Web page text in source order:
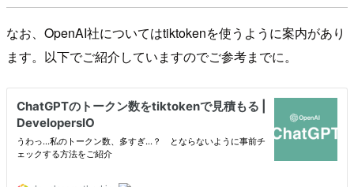
なお、OpenAI社についてはtiktokenを使うように案内があり
ます。以下でご紹介していますのでご参考までに。